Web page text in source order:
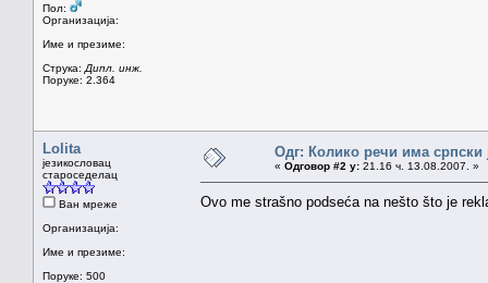
Пол:
Организација:
Име и презиме:
Струка: Дипл. инж.
Поруке: 2.364
Lolita
језикословац
староседелац
Ван мреже
Организација:
Име и презиме:
Поруке: 500
Одг: Колико речи има српски
« Одговор #2 у: 21.16 ч. 13.08.2007. »
Ovo me strašno podseća na nešto što je